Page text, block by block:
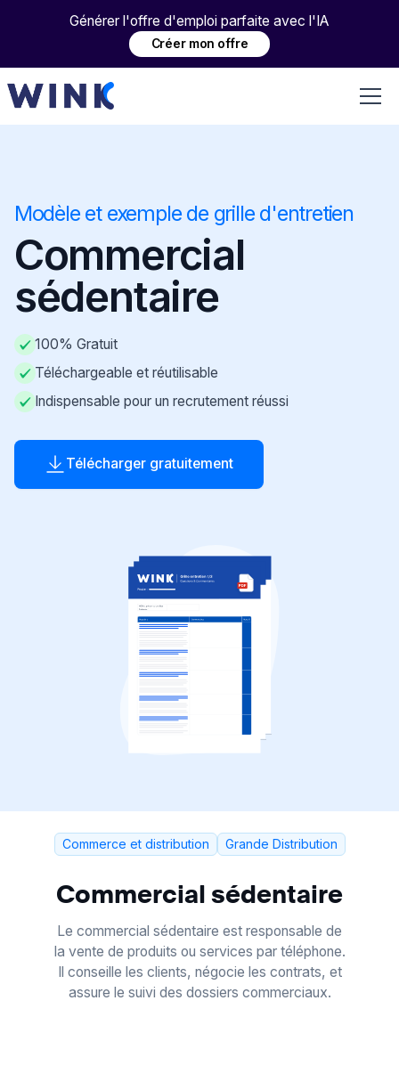
Générer l'offre d'emploi parfaite avec l'IA
Créer mon offre
Modèle et exemple de grille d'entretien
Commercial
sédentaire
100% Gratuit
Téléchargeable et réutilisable
Indispensable pour un recrutement réussi
Télécharger gratuitement
Commerce et distribution Grande Distribution
Commercial sédentaire
Le commercial sédentaire est responsable de
la vente de produits ou services par téléphone.
Il conseille les clients, négocie les contrats, et
assure le suivi des dossiers commerciaux.